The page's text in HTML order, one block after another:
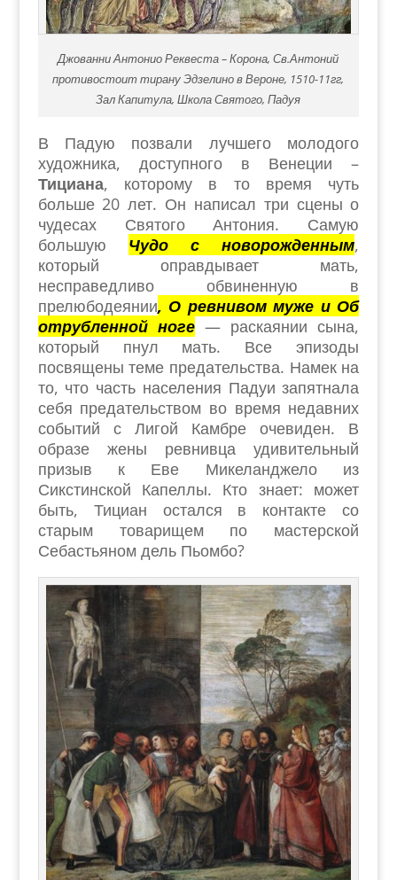
Джованни Антонио Реквеста – Корона, Св.Антоний
противостоит тирану Эдзелино в Вероне, 1510-11гг,
Зал Капитула, Школа Святого, Падуя
В Падую позвали лучшего молодого
художника, доступного в Венеции –
Тициана, которому в то время чуть
больше 20 лет. Он написал три сцены о
чудесах Святого Антония. Самую
большую Чудо с новорожденным,
который оправдывает мать,
несправедливо обвиненную в
прелюбодеянии, О ревнивом муже и Об
отрубленной ноге— раскаянии сына,
который пнул мать. Все эпизоды
посвящены теме предательства. Намек на
то, что часть населения Падуи запятнала
себя предательством во время недавних
событий с Лигой Камбре очевиден. В
образе жены ревнивца удивительный
призыв к Еве Микеланджело из
Сикстинской Капеллы. Кто знает: может
быть, Тициан остался в контакте со
старым товарищем по мастерской
Себастьяном дель Пьомбо?